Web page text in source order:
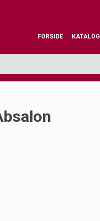
FORSIDE KATALOG